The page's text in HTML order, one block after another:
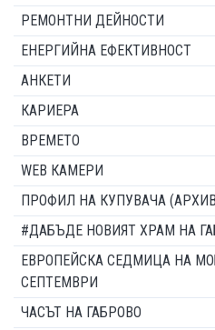
РЕМОНТНИ ДЕЙНОСТИ
ЕНЕРГИЙНА ЕФЕКТИВНОСТ
АНКЕТИ
КАРИЕРА
ВРЕМЕТО
WEB КАМЕРИ
ПРОФИЛ НА КУПУВАЧА
#ДАБЪДЕ НОВИЯТ ХРАМ НА
ЕВРОПЕЙСКА СЕДМИЦА НА
СЕПТЕМВРИ
ЧАСЪТ НА ГАБРОВО